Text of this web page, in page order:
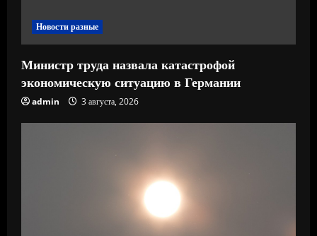
Новости разные
Министр труда назвала катастрофой
экономическую ситуацию в Германии
admin 3 августа, 2026